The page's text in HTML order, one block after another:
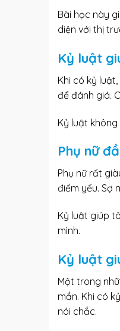
Bài học này
diện với thị
Kỷ luật
Khi có kỷ
để đánh giá.
Kỷ luật
Phụ nữ
Phụ nữ rất
điểm yếu. Sợ
Kỷ luật giúp
mình.
Kỷ luật
Một trong
mắn. Khi có
nói chắc.